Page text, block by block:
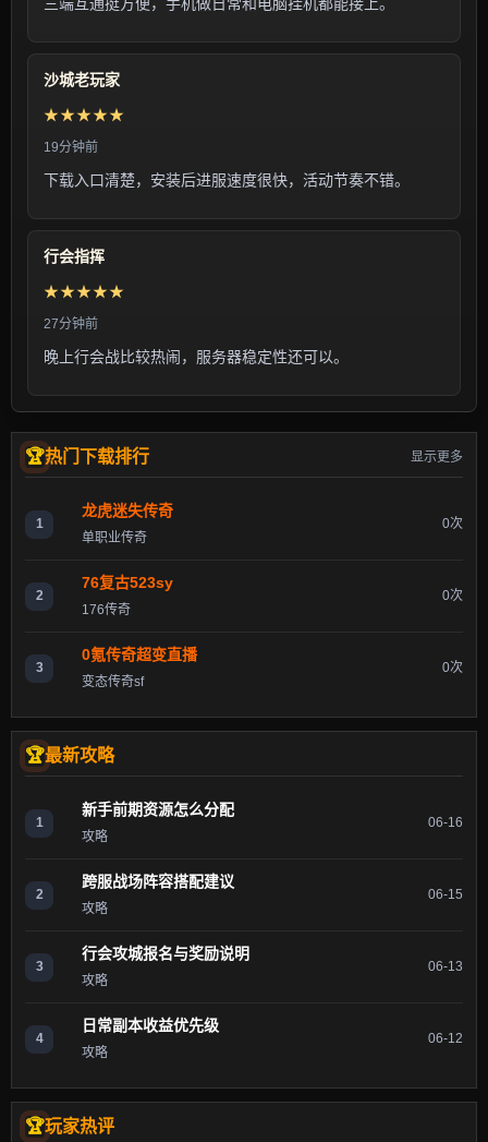
沙城老玩家
★★★★★
19分钟前
下载入口清楚，安装后进服速度很快，活动节奏不错。
行会指挥
★★★★★
27分钟前
晚上行会战比较热闹，服务器稳定性还可以。
热门下载排行 显示更多
1
龙虎迷失传奇
单职业传奇
0次
2
76复古523sy
176传奇
0次
3
0氪传奇超变直播
变态传奇sf
0次
最新攻略
1
新手前期资源怎么分配
攻略
06-16
2
跨服战场阵容搭配建议
攻略
06-15
3
行会攻城报名与奖励说明
攻略
06-13
4
日常副本收益优先级
攻略
06-12
玩家热评